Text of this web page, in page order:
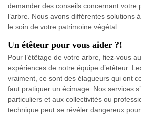
demander des conseils concernant votre
l’arbre. Nous avons différentes solutions
le soin de votre patrimoine végétal.
Un étêteur pour vous aider ?!
Pour l’étêtage de votre arbre, fiez-vous
expériences de notre équipe d’etêteur.
vraiment, ce sont des élagueurs qui ont
faut pratiquer un écimage. Nos services
particuliers et aux collectivités ou
technique peut se révéler dangereux pour